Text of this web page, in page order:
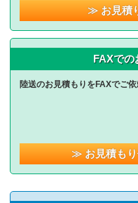
≫ お見積
FAXでの
陸送のお見積もりをFAXでご
≫ お見積もり